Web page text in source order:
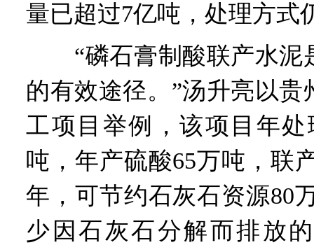
量已超过7亿吨，处理方式
“磷石膏制酸联产水泥
的有效途径。”汤升亮以贵
工项目举例，该项目年处
吨，年产硫酸65万吨，联
年，可节约石灰石资源80
少因石灰石分解而排放